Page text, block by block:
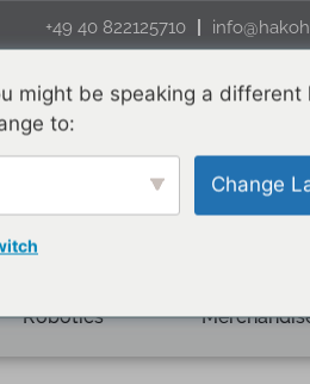
+49 40 822125710
Robotics
might be speaking a different
to:
Change